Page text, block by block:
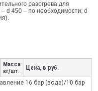
разогрева для
d 450 – по необходимости; d
Масса
кг/шт.
Цена, в руб.
16 бар (вода)/10 бар